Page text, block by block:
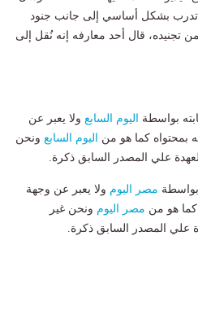
بشكل أساسي إلى جانب جنود
من تجنيده، قال أحد معارفه إنه نُقل إلى
بواسطة اليوم السابع ولا يعبر عن
بمحتواه كما هو من اليوم السابع ونحن
علي المصدر السابق ذكرة.
بواسطة مصر اليوم ولا يعبر عن وجهة
كما هو من مصر اليوم ونحن غير
علي المصدر السابق ذكرة.